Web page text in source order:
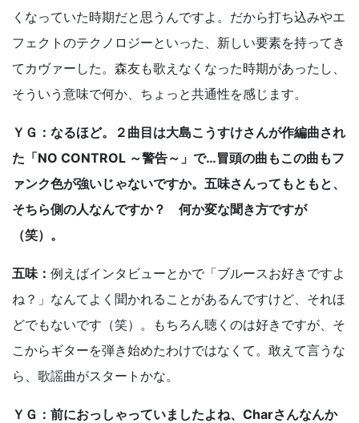
くなっていた時期だと思うんですよ。だから打ち込みやエ
フェクトのテクノロジーといった、新しい要素を持ってき
てカヴァーした。森友も歌えなくなった時期があったし、
そういう意味で何か、ちょっと共通性を感じます。
ＹＧ：なるほど。２曲目は大島こうすけさんが作編曲され
た「NO CONTROL ～警告～」で…冒頭の曲もこの曲もフ
ァンク色が強いじゃないですか。五味さんってもともと、
そちら側の人なんですか？ 何か変な聞き方ですが
（笑）。
五味： 例えばインタビューとかで「ブルースお好きですよ
ね？」なんてよく聞かれることがあるんですけど、それほ
どでもないです（笑）。もちろん聴くのは好きですが、そ
こからギターを弾き始めたわけではなくて。敢えて言うな
ら、歌謡曲がスタートかな。
ＹＧ：前におっしゃっていましたよね、Charさんなんか